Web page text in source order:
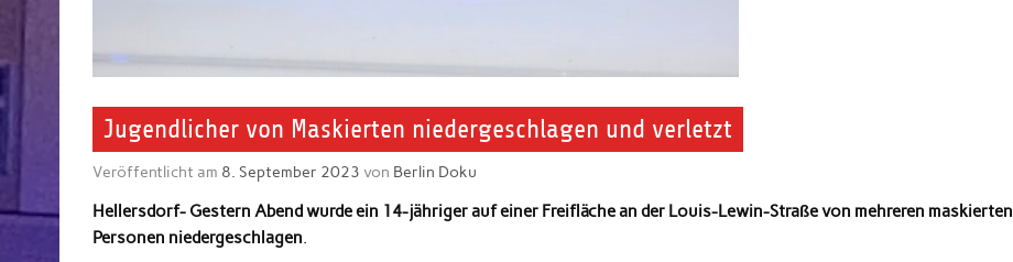
Jugendlicher von Maskierten niedergeschlagen und verletzt
Veröffentlicht am 8. September 2023 von Berlin Doku
Hellersdorf- Gestern Abend wurde ein 14-jähriger auf einer Freifläche an der Louis-Lewin-Straße von mehreren maskierten
Personen niedergeschlagen.